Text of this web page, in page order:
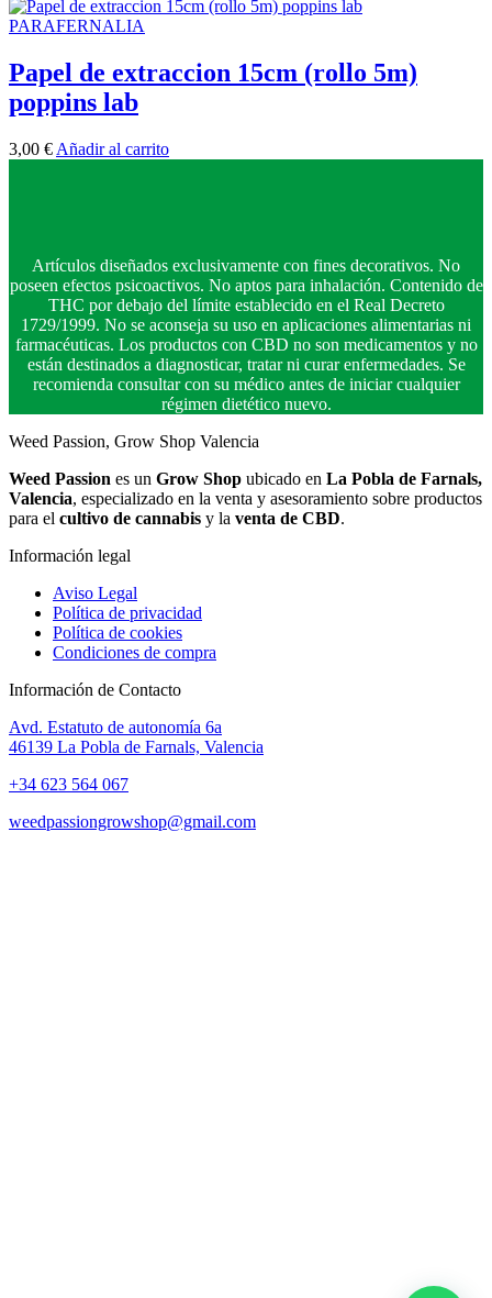
PARAFERNALIA
Papel de extraccion 15cm (rollo 5m)
poppins lab
3,00 € Añadir al carrito
Artículos diseñados exclusivamente con fines decorativos. No
poseen efectos psicoactivos. No aptos para inhalación. Contenido de
THC por debajo del límite establecido en el Real Decreto
1729/1999. No se aconseja su uso en aplicaciones alimentarias ni
farmacéuticas. Los productos con CBD no son medicamentos y no
están destinados a diagnosticar, tratar ni curar enfermedades. Se
recomienda consultar con su médico antes de iniciar cualquier
régimen dietético nuevo.
Weed Passion, Grow Shop Valencia
Weed Passion es un Grow Shop ubicado en La Pobla de Farnals,
Valencia, especializado en la venta y asesoramiento sobre productos
para el cultivo de cannabis y la venta de CBD.
Información legal
Aviso Legal
Política de privacidad
Política de cookies
Condiciones de compra
Información de Contacto
Avd. Estatuto de autonomía 6a
46139 La Pobla de Farnals, Valencia
+34 623 564 067
weedpassiongrowshop@gmail.com